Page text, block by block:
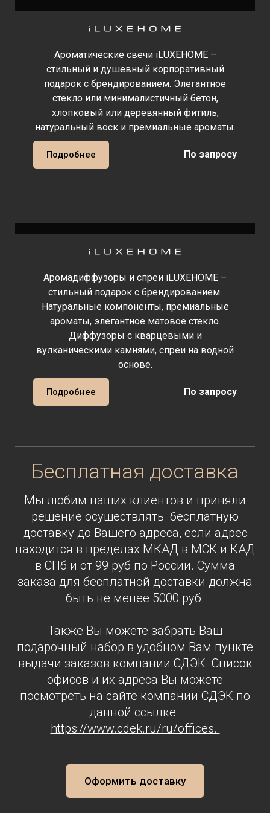
Ароматические свечи iLUXEHOME –
стильный и душевный корпоративный
подарок с брендированием. Элегантное
стекло или минималистичный бетон,
хлопковый или деревянный фитиль,
натуральный воск и премиальные ароматы.
Подробнее По запросу
Аромадиффузоры и спреи iLUXEHOME –
стильный подарок с брендированием.
Натуральные компоненты, премиальные
ароматы, элегантное матовое стекло.
Диффузоры с кварцевыми и
вулканическими камнями, спреи на водной
основе.
Подробнее По запросу
Бесплатная доставка
Мы любим наших клиентов и приняли
решение осуществлять бесплатную
доставку до Вашего адреса, если адрес
находится в пределах МКАД в МСК и КАД
в СПб и от 99 руб по России. Сумма
заказа для бесплатной доставки должна
быть не менее 5000 руб.
Также Вы можете забрать Ваш
подарочный набор в удобном Вам пункте
выдачи заказов компании СДЭК. Список
офисов и их адреса Вы можете
посмотреть на сайте компании СДЭК по
данной ссылке :
https://www.cdek.ru/ru/offices.
Оформить доставку